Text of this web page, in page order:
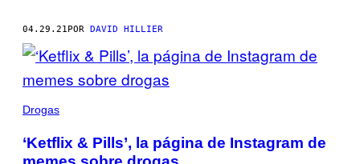
04.29.21POR DAVID HILLIER
Drogas
‘Ketflix & Pills’, la página de Instagram de